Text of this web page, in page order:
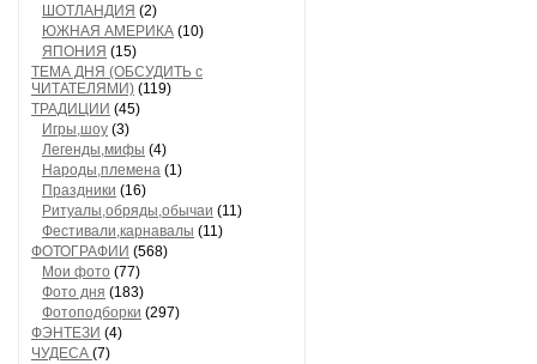
ШОТЛАНДИЯ (2)
ЮЖНАЯ АМЕРИКА (10)
ЯПОНИЯ (15)
ТЕМА ДНЯ (ОБСУДИТЬ с
ЧИТАТЕЛЯМИ) (119)
ТРАДИЦИИ (45)
Игры,шоу (3)
Легенды,мифы (4)
Народы,племена (1)
Праздники (16)
Ритуалы,обряды,обычаи (11)
Фестивали,карнавалы (11)
ФОТОГРАФИИ (568)
Мои фото (77)
Фото дня (183)
Фотоподборки (297)
ФЭНТЕЗИ (4)
ЧУДЕСА (7)